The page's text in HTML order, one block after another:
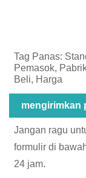
Tag Panas:
Pemasok,
Beli, Harga
mengirimkan
Jangan ragu
formulir di
24 jam.